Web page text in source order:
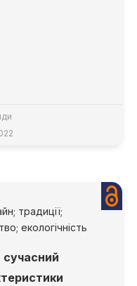
традиції;
екологічність
сучасний